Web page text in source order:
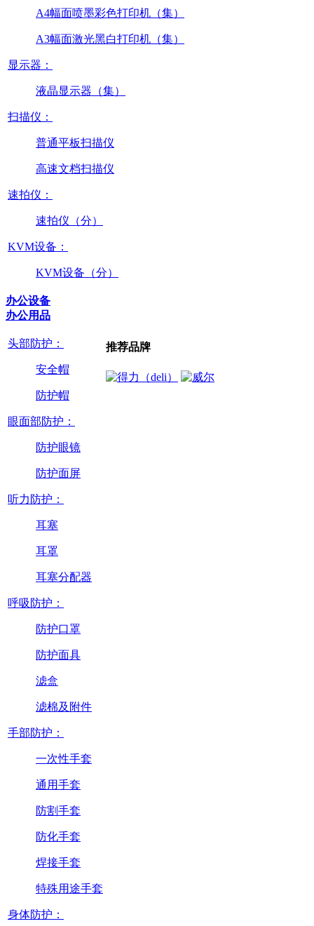
A4幅面喷墨彩色打印机（集）
A3幅面激光黑白打印机（集）
显示器：
液晶显示器（集）
扫描仪：
普通平板扫描仪
高速文档扫描仪
速拍仪：
速拍仪（分）
KVM设备：
KVM设备（分）
办公设备
办公用品
头部防护：
安全帽
防护帽
眼面部防护：
防护眼镜
防护面屏
听力防护：
耳塞
耳罩
耳塞分配器
呼吸防护：
防护口罩
防护面具
滤盒
滤棉及附件
手部防护：
一次性手套
通用手套
防割手套
防化手套
焊接手套
特殊用途手套
身体防护：
推荐品牌